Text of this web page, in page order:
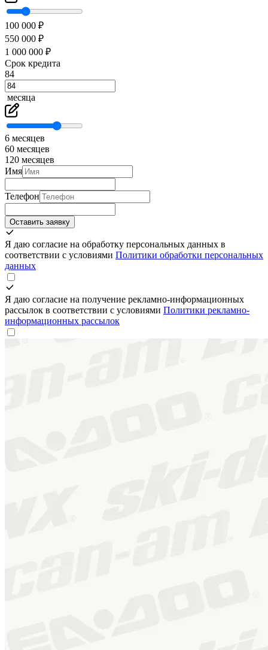
100 000 ₽
550 000 ₽
1 000 000 ₽
Срок кредита
84
месяца
6 месяцев
60 месяцев
120 месяцев
Имя
Телефон
Оставить заявку
Я даю согласие на обработку персональных данных в
соответствии с условиями Политики обработки персональных
данных
Я даю согласие на получение рекламно-информационных
рассылок в соответствии с условиями Политики рекламно-
информационных рассылок